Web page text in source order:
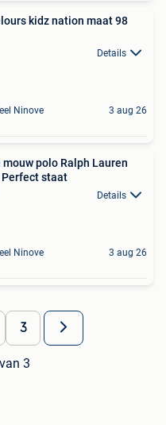
kidz nation maat 98
Details
Ninove 3 aug 26
mouw polo Ralph Lauren
maat 3 jaar Perfect staat
Details
Ninove 3 aug 26
3
3